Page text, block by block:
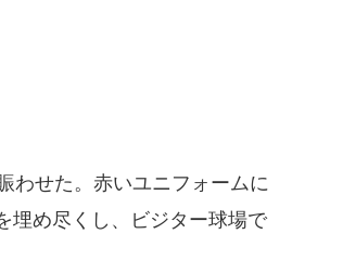
わせた。赤いユニフォームに
埋め尽くし、ビジター球場で